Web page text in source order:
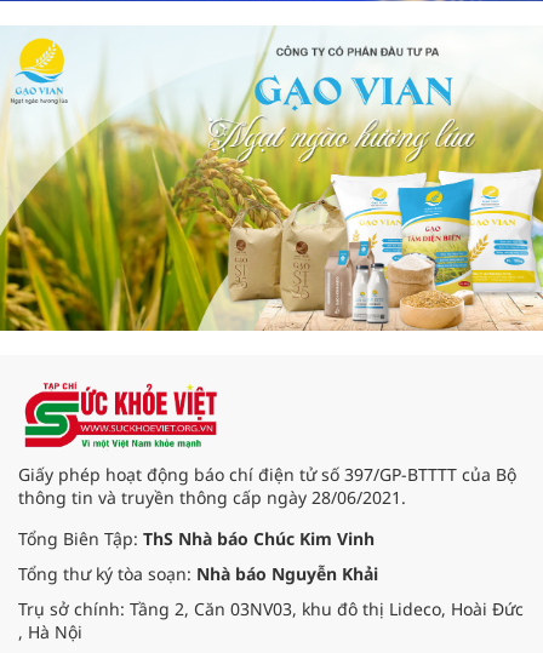
Giấy phép hoạt động báo chí điện tử số 397/GP-BTTTT của Bộ
thông tin và truyền thông cấp ngày 28/06/2021.
Tổng Biên Tập: ThS Nhà báo Chúc Kim Vinh
Tổng thư ký tòa soạn: Nhà báo Nguyễn Khải
Trụ sở chính: Tầng 2, Căn 03NV03, khu đô thị Lideco, Hoài Đức
, Hà Nội